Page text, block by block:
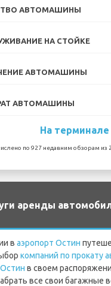
АВТОМАШИНЫ
НА СТОЙКЕ
АВТОМАШИНЫ
АВТОМАШИНЫ
На терминале
по 927 недавним обзорам из
аренды
в аэропорт Остин
компаний по прокату
в своем
все свои багажные